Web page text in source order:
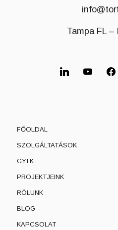
Tampa FL –
linkedin youtube
FŐOLDAL
SZOLGÁLTATÁSOK
GY.I.K.
PROJEKTJEINK
RÓLUNK
BLOG
KAPCSOLAT